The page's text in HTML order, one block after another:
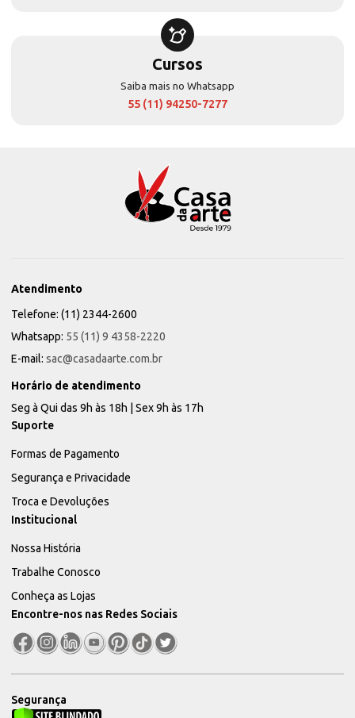
Cursos
Saiba mais no Whatsapp
55 (11) 94250-7277
Atendimento
Telefone: (11) 2344-2600
Whatsapp: 55 (11) 9 4358-2220
E-mail: sac@casadaarte.com.br
Horário de atendimento
Seg à Qui das 9h às 18h | Sex 9h às 17h
Suporte
Formas de Pagamento
Segurança e Privacidade
Troca e Devoluções
Institucional
Nossa História
Trabalhe Conosco
Conheça as Lojas
Encontre-nos nas Redes Sociais
Segurança